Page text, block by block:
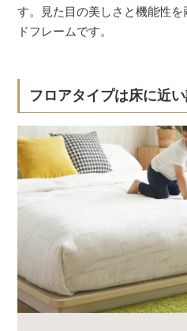
す。見た目の美しさと機能性
ドフレームです。
フロアタイプは床に近